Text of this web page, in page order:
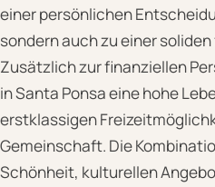
einer persönlichen
sondern auch zu einer
Zusätzlich zur finanziellen
in Santa Ponsa eine hohe
erstklassigen
Gemeinschaft. Die
Schönheit, kulturellen